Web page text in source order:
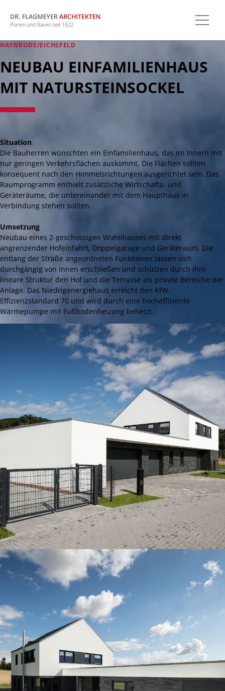
HAYNRODE/EICHSFELD
NEUBAU EINFAMILIENHAUS
MIT NATURSTEINSOCKEL
Situation
Die Bauherren wünschten ein Einfamilienhaus, das im Innern mit
nur geringen Verkehrsflächen auskommt. Die Flächen sollten
konsequent nach den Himmelsrichtungen ausgerichtet sein. Das
Raumprogramm enthielt zusätzliche Wirtschafts- und
Geräteräume, die untereinander mit dem Haupthaus in
Verbindung stehen sollten.
Umsetzung
Neubau eines 2-geschossigen Wohnhauses mit direkt
angrenzender Hofeinfahrt, Doppelgarage und Geräteraum. Die
entlang der Straße angeordneten Funktionen lassen sich
durchgängig von innen erschließen und schützen durch ihre
lineare Struktur den Hof und die Terrasse als private Bereiche der
Anlage. Das Niedrigenergiehaus erreicht den KfW-
Effizienzstandard 70 und wird durch eine hocheffiziente
Wärmepumpe mit Fußbodenheizung beheizt.